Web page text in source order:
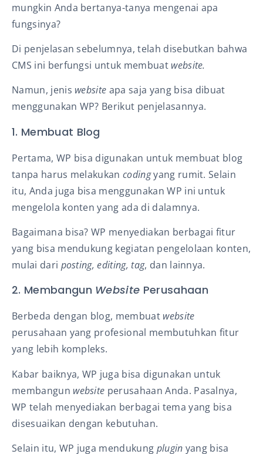
mungkin Anda bertanya-tanya mengenai apa
fungsinya?
Di penjelasan sebelumnya, telah disebutkan bahwa
CMS ini berfungsi untuk membuat website.
Namun, jenis website apa saja yang bisa dibuat
menggunakan WP? Berikut penjelasannya.
1. Membuat Blog
Pertama, WP bisa digunakan untuk membuat blog
tanpa harus melakukancodingyang rumit. Selain
itu, Anda juga bisa menggunakan WP ini untuk
mengelola konten yang ada di dalamnya.
Bagaimana bisa? WP menyediakan berbagai fitur
yang bisa mendukung kegiatan pengelolaan konten,
mulai dari posting, editing, tag, dan lainnya.
2. Membangun Website Perusahaan
Berbeda dengan blog, membuat website
perusahaan yang profesional membutuhkan fitur
yang lebih kompleks.
Kabar baiknya, WP juga bisa digunakan untuk
membangun website perusahaan Anda. Pasalnya,
WP telah menyediakan berbagai tema yang bisa
disesuaikan dengan kebutuhan.
Selain itu, WP juga mendukung plugin yang bisa